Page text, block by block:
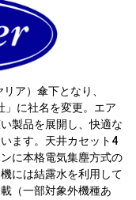
ア）傘下となり、
」に社名を変更。エア
製品を展開し、快適な
ます。天井カセット4
に本格電気集塵方式の
には結露水を利用して
（一部対象外機種あ